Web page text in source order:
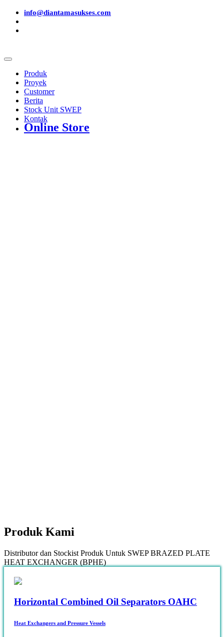
info@diantamasukses.com
Produk
Proyek
Customer
Berita
Stock Unit SWEP
Kontak
Online Store
Produk Kami
Distributor dan Stockist Produk Untuk SWEP BRAZED PLATE
HEAT EXCHANGER (BPHE)
Horizontal Combined Oil Separators OAHC
Heat Exchangers and Pressure Vessels